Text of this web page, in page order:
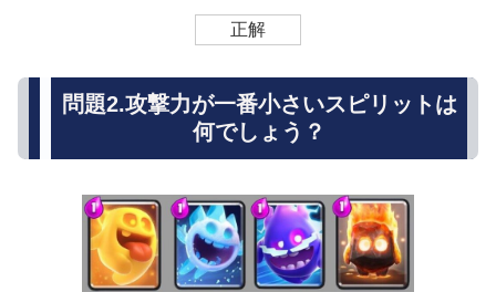
正解
問題2.攻撃力が一番小さいスピリットは
何でしょう？